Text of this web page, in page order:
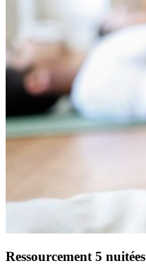
Ressourcement 5 nuitées